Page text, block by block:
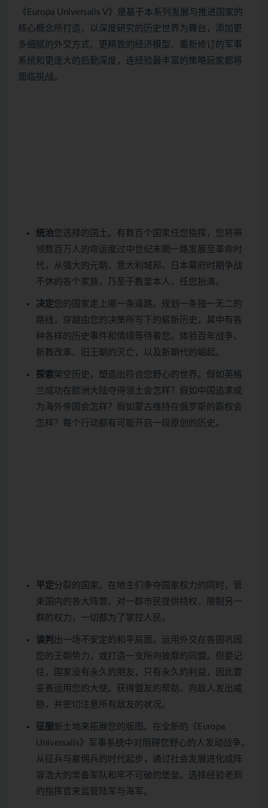
《Europa Universalis V》是基于本系列发展与推进国家的
核心概念所打造，以深度研究的历史世界为舞台，添加更
多细腻的外交方式、更精致的经济模型、重新修订的军事
系统和更庞大的后勤深度，连经验最丰富的策略玩家都将
面临挑战。
统治您选择的国土。有数百个国家任您指挥，您将带
领数百万人的命运度过中世纪末期一路发展至革命时
代，从强大的元朝、意大利城邦、日本幕府时期争战
不休的各个家族，乃至于教皇本人，任您扮演。
决定您的国家走上哪一条道路。规划一条独一无二的
路线，穿越由您的决策所写下的崭新历史，其中有各
种各样的历史事件和情境等待着您。体验百年战争、
新教改革、旧王朝的灭亡，以及新朝代的崛起。
探索架空历史，塑造出符合您野心的世界。假如英格
兰成功在欧洲大陆夺得领土会怎样？假如中国追求成
为海外帝国会怎样？假如蒙古维持在俄罗斯的霸权会
怎样？每个行动都有可能开启一段原创的历史。
平定分裂的国家。在地主们争夺国家权力的同时，管
束国内的各大阵营。对一群市民提供特权、限制另一
群的权力，一切都为了掌控人民。
谈判 出一场不安定的和平局面。运用外交在各国巩固
您的王朝势力，或打造一支所向披靡的同盟。但要记
住，国家没有永久的朋友，只有永久的利益，因此要
妥善运用您的大使。获得盟友的帮助、向敌人发出威
胁，并密切注意所有敌友的状况。
征服新土地来拓展您的版图。在全新的《Europa
Universalis》军事系统中对阻碍您野心的人发动战争。
从征兵与雇佣兵的时代起步，通过社会发展进化成阵
容浩大的常备军队和牢不可破的堡垒。选择经验老到
的指挥官来监管陆军与海军。